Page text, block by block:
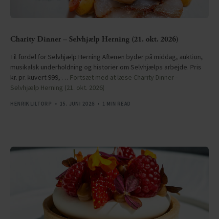
Charity Dinner – Selvhjælp Herning (21. okt. 2026)
Til fordel for Selvhjælp Herning Aftenen byder på middag, auktion,
musikalsk underholdning og historier om Selvhjælps arbejde. Pris
kr. pr. kuvert 999,-… Fortsæt med at læse Charity Dinner –
Selvhjælp Herning (21. okt. 2026)
HENRIK LILTORP 15. JUNI 2026 1 MIN READ